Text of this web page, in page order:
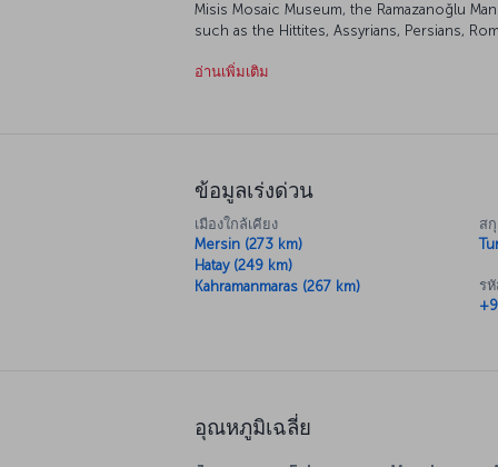
Misis Mosaic Museum, the Ramazanoğlu
such as the Hittites, Assyrians, Persians,
Beach and Akyatan Lake. Adana is also the
to the city's already vibrant daily life.
For a new story: Book a flight to
Turkish Airlines operates direct flights from
Airport (COV).
About Cukurova International Airport
apart. The airport's total area is eight million
อ่านเพิ่มเติม
ข้อมูลเร่งด่วน
เมืองใกล้เคียง
Mersin (273 km)
Hatay (249 km)
Kahramanmaras (267 km)
ส
ร
อุณหภูมิเฉลี่ย